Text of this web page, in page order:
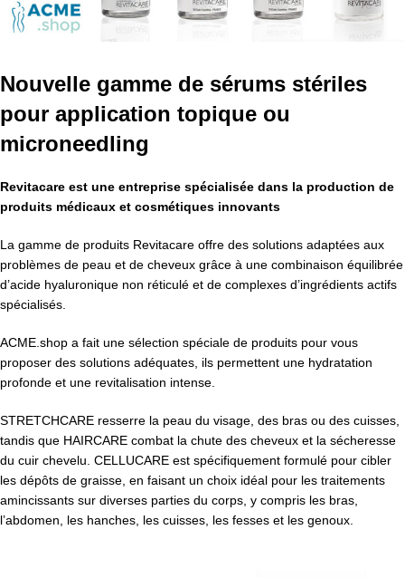
Nouvelle gamme de sérums stériles
pour application topique ou
microneedling
Revitacare est une entreprise spécialisée dans la production de
produits médicaux et cosmétiques innovants
La gamme de produits Revitacare offre des solutions adaptées aux
problèmes de peau et de cheveux grâce à une combinaison équilibrée
d’acide hyaluronique non réticulé et de complexes d’ingrédients actifs
spécialisés.
ACME.shop a fait une sélection spéciale de produits pour vous
proposer des solutions adéquates, ils permettent une hydratation
profonde et une revitalisation intense.
STRETCHCARE resserre la peau du visage, des bras ou des cuisses,
tandis que HAIRCARE combat la chute des cheveux et la sécheresse
du cuir chevelu. CELLUCARE est spécifiquement formulé pour cibler
les dépôts de graisse, en faisant un choix idéal pour les traitements
amincissants sur diverses parties du corps, y compris les bras,
l’abdomen, les hanches, les cuisses, les fesses et les genoux.